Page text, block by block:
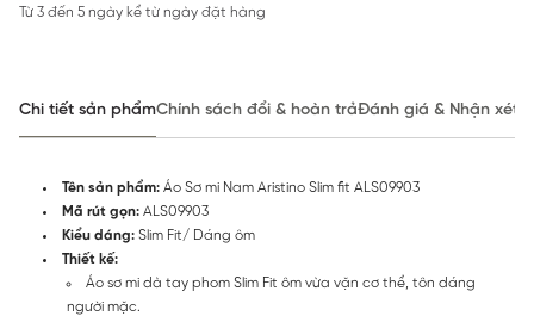
Từ 3 đến 5 ngày kể từ ngày đặt hàng
Chi tiết sản phẩmChính sách đổi & hoàn trảĐánh giá & Nhận xét
Tên sản phẩm: Áo Sơ mi Nam Aristino Slim fit ALS09903
Mã rút gọn: ALS09903
Kiểu dáng: Slim Fit/ Dáng ôm
Thiết kế:
Áo sơ mi dà tay phom Slim Fit ôm vừa vặn cơ thể, tôn dáng
người mặc.